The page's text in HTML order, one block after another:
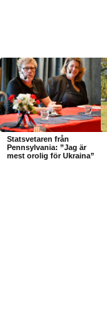
Statsvetaren från
Pennsylvania: ”Jag är
mest orolig för Ukraina”